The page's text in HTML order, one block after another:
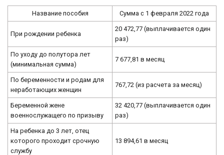
Название пособия Сумма с 1 февраля 2022 года
При рождении ребенка
20 472,77 (выплачивается один
раз)
По уходу до полутора лет
(минимальная сумма)
7 677,81 в месяц
По беременности и родам для
неработающих женщин
767,72 (из расчета за месяц)
Беременной жене
военнослужащего по призыву
32 420,77 (выплачивается один
раз)
На ребенка до 3 лет, отец
которого проходит срочную
службу
13 894,61 в месяц